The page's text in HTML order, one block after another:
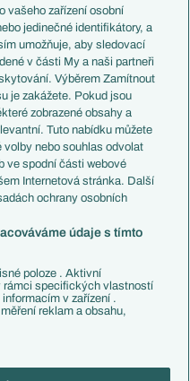
Livescore
Tipovací soutěž
vašeho zařízení osobní
jedinečné identifikátory, a
umožňuje, aby sledovací
v části My a naši partneři
Výběrem Zamítnout
je zakážete. Pokud jsou
zobrazené obsahy a
Tuto nabídku můžete
volby nebo souhlas odvolat
ve spodní části webové
Internetová stránka. Další
ochrany osobních
údaje s tímto
poloze . Aktivní
rámci specifických vlastností
v zařízení .
reklam a obsahu,